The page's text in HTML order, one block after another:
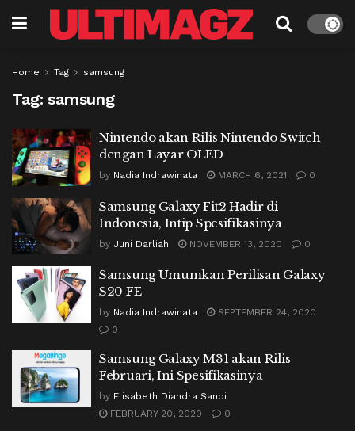
Home Tag samsung
Tag: samsung
Nintendo akan Rilis Nintendo Switch
dengan Layar OLED
by Nadia Indrawinata MARCH 6, 2021 0
Samsung Galaxy Fit2 Hadir di
Indonesia, Intip Spesifikasinya
by Juni Darliah NOVEMBER 13, 2020 0
Samsung Umumkan Perilisan Galaxy
S20 FE
by Nadia Indrawinata
SEPTEMBER 24, 2020
0
Samsung Galaxy M31 akan Rilis
Februari, Ini Spesifikasinya
by Elisabeth Diandra Sandi
FEBRUARY 20, 2020
0